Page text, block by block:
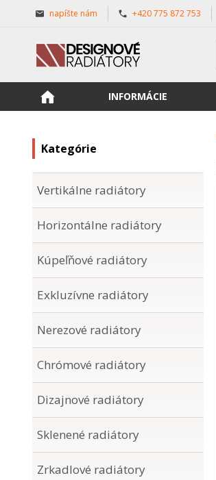
napíšte nám +420 775 872 753
INFORMÁCIE
Kategórie
Vertikálne radiátory
Horizontálne radiátory
Kúpeľňové radiátory
Exkluzívne radiátory
Nerezové radiátory
Chrómové radiátory
Dizajnové radiátory
Sklenené radiátory
Zrkadlové radiátory